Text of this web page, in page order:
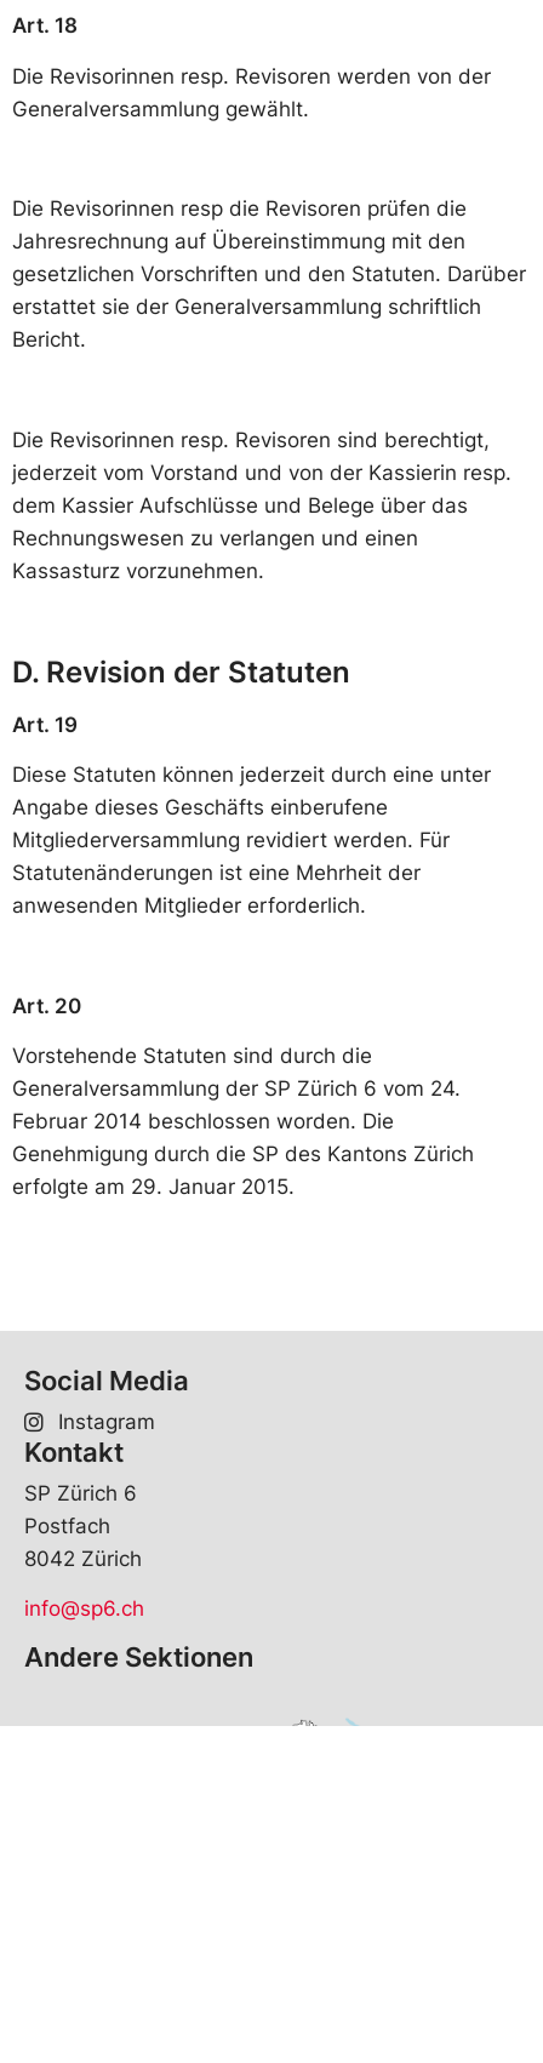
Art. 18
Die Revisorinnen resp. Revisoren werden von der
Generalversammlung gewählt.
Die Revisorinnen resp die Revisoren prüfen die
Jahresrechnung auf Übereinstimmung mit den
gesetzlichen Vorschriften und den Statuten. Darüber
erstattet sie der Generalversammlung schriftlich
Bericht.
Die Revisorinnen resp. Revisoren sind berechtigt,
jederzeit vom Vorstand und von der Kassierin resp.
dem Kassier Aufschlüsse und Belege über das
Rechnungswesen zu verlangen und einen
Kassasturz vorzunehmen.
D. Revision der Statuten
Art. 19
Diese Statuten können jederzeit durch eine unter
Angabe dieses Geschäfts einberufene
Mitgliederversammlung revidiert werden. Für
Statutenänderungen ist eine Mehrheit der
anwesenden Mitglieder erforderlich.
Art. 20
Vorstehende Statuten sind durch die
Generalversammlung der SP Zürich 6 vom 24.
Februar 2014 beschlossen worden. Die
Genehmigung durch die SP des Kantons Zürich
erfolgte am 29. Januar 2015.
Social Media
Instagram
Kontakt
SP Zürich 6
Postfach
8042 Zürich
info@sp6.ch
Andere Sektionen